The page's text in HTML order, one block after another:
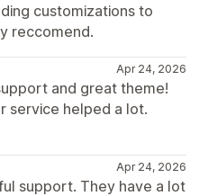
customizations to
reccomend.
Apr 24, 2026
and great theme!
service helped a lot.
Apr 24, 2026
support. They have a lot